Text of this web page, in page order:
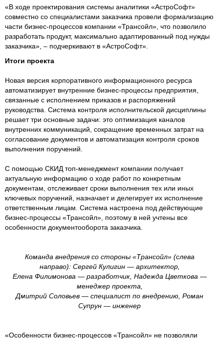
«В ходе проектирования системы аналитики «АстроСофт»
совместно со специалистами заказчика провели формализацию
части бизнес-процессов компании «Трансойл», что позволило
разработать продукт, максимально адаптированный под нужды
заказчика», – подчеркивают в «АстроСофт».
Итоги проекта
Новая версия корпоративного информационного ресурса
автоматизирует внутренние бизнес-процессы предприятия,
связанные с исполнением приказов и распоряжений
руководства. Система контроля исполнительской дисциплины
решает три основные задачи: это оптимизация каналов
внутренних коммуникаций, сокращение временных затрат на
согласование документов и автоматизация контроля сроков
выполнения поручений.
С помощью СКИД топ-менеджмент компании получает
актуальную информацию о ходе работ по конкретным
документам, отслеживает сроки выполнения тех или иных
ключевых поручений, назначает и делегирует их исполнение
ответственным лицам. Система настроена под действующие
бизнес-процессы «Трансойл», поэтому в ней учтены все
особенности документооборота заказчика.
Команда внедрения со стороны «Трансойл» (слева
направо): Сергей Кулигин — архитектор,
Елена Филимонова —разработчик, Надежда Цветкова —
менеджер проекта,
Дмитрий Соловьев — специалист по внедрению, Роман
Супрун — инженер
«Особенности бизнес-процессов «Трансойл» не позволяли